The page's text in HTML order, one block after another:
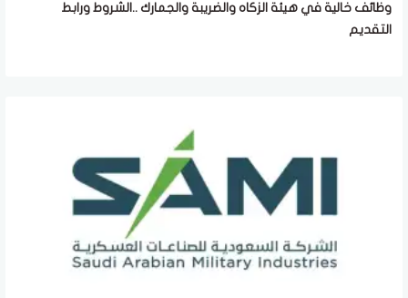
وظائف خالية في هيئة الزكاه والضريبة والجمارك ..الشروط ورابط
التقديم